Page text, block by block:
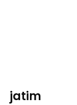
jatim